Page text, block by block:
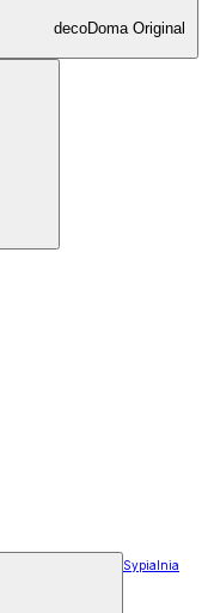
decoDoma Original
Sypialnia